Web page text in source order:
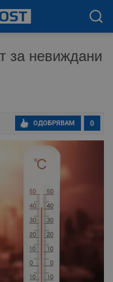
за невиждани
0
ОДОБРЯВАМ